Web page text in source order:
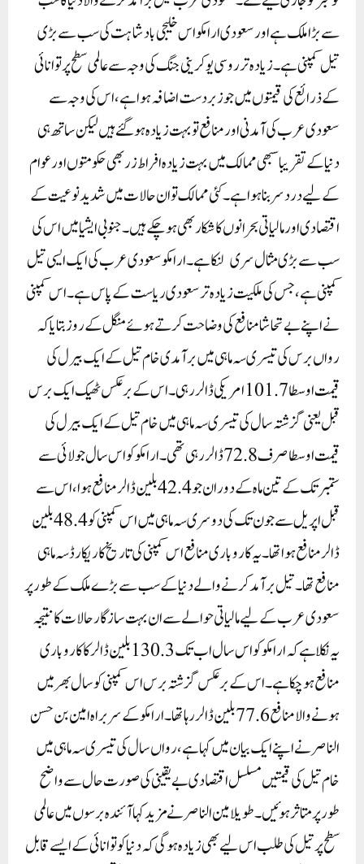
سے بڑا ملک ہے اور سعودی ارامکو اس خلیجی بادشاہت کی سب سے بڑی
تیل کمپنی ہے۔زیادہ تر روسی یوکرینی جنگ کی وجہ سے عالمی سطح پر توانائی
کے ذرائع کی قیمتوں میں جو زبردست اضافہ ہوا ہے، اس کی وجہ سے
سعودی عرب کی آمدنی اور منافع تو بہت زیادہ ہو گئے ہیں لیکن ساتھ ہی
دنیا کے تقریبا سبھی ممالک میں بہت زیادہ افراط زر بھی حکومتوں اور عوام
کے لیے درد سر بنا ہوا ہے۔کئی ممالک تو ان حالات میں شدید نوعیت کے
اقتصادی اور مالیاتی بحرانوں کا شکار بھی ہو چکے ہیں۔ جنوبی ایشیا میں اس کی
سب سے بڑی مثال سری لنکا ہے۔ارامکو سعودی عرب کی ایک ایسی تیل
کمپنی ہے، جس کی ملکیت زیادہ تر سعودی ریاست کے پاس ہے۔ اس کمپنی
نے اپنے بےتحاشا منافع کی وضاحت کرتے ہوئے منگل کے روز بتایا کہ
رواں برس کی تیسری سہ ماہی میں برآمدی خام تیل کے ایک بیرل کی
قیمت اوسطا 101.7امریکی ڈالر رہی۔ اس کے برعکس ٹھیک ایک برس
قبل یعنی گزشتہ سال کی تیسری سہ ماہی میں خام تیل کے ایک بیرل کی
قیمت اوسطا صرف 72.8ڈالر رہی تھی۔ارامکو کو اس سال جولائی سے
ستمبر تک کے تین ماہ کے دوران جو 42.4بلین ڈالر منافع ہوا، اس سے
قبل اپریل سے جون تک کی دوسری سہ ماہی میں اس کمپنی کو 48.4بلین
ڈالر منافع ہوا تھا۔ یہ کاروباری منافع اس کمپنی کی تاریخ کا ریکارڈ سہ ماہی
منافع تھا۔تیل برآمد کرنے والے دنیا کے سب سے بڑے ملک کے طور پر
سعودی عرب کے لیے مالیاتی حوالے سے ان بہت سازگار حالات کا نتیجہ
یہ نکلا ہے کہ ارامکو کو اس سال اب تک 130.3بلین ڈالر کا کاروباری
منافع ہو چکا ہے۔ اس کے برعکس گزشتہ برس اس کمپنی کو سال بھر میں
ہونے والا منافع 77.6بلین ڈالر رہا تھا۔ارامکو کے سربراہ امین بن حسن
الناصر نے اپنے ایک بیان میں کہا ہے، رواں سال کی تیسری سہ ماہی میں
خام تیل کی قیمتیں مسلسل اقتصادی بے یقینی کی صورت حال سے واضح
طور پر متاثر ہوئیں۔ طویلامین الناصر نے مزید کہاآئندہ برسوں میں عالمی
سطح پر تیل کی طلب اس لیے بھی زیادہ ہو گی کہ دنیا کو توانائی کے ایسے قابل